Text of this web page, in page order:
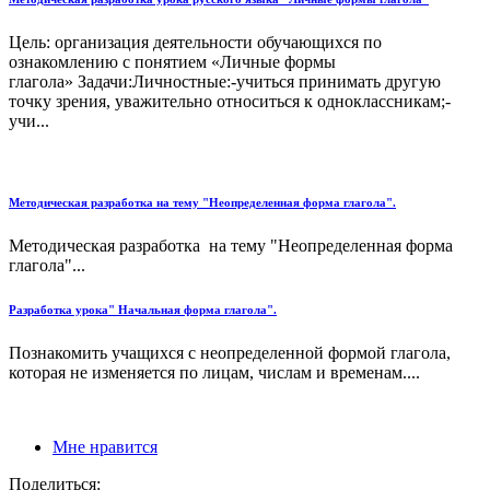
Цель: организация деятельности обучающихся по
ознакомлению с понятием «Личные формы
глагола» Задачи:Личностные:-учиться принимать другую
точку зрения, уважительно относиться к одноклассникам;-
учи...
Методическая разработка на тему "Неопределенная форма глагола".
Методическая разработка на тему "Неопределенная форма
глагола"...
Разработка урока" Начальная форма глагола".
Познакомить учащихся с неопределенной формой глагола,
которая не изменяется по лицам, числам и временам....
Мне нравится
Поделиться: